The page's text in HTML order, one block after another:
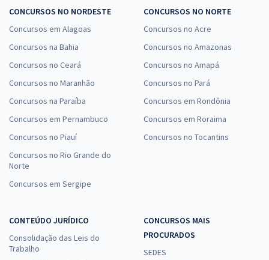
CONCURSOS NO NORDESTE
Concursos em Alagoas
Concursos na Bahia
Concursos no Ceará
Concursos no Maranhão
Concursos na Paraíba
Concursos em Pernambuco
Concursos no Piauí
Concursos no Rio Grande do
Norte
Concursos em Sergipe
CONCURSOS NO NORTE
Concursos no Acre
Concursos no Amazonas
Concursos no Amapá
Concursos no Pará
Concursos em Rondônia
Concursos em Roraima
Concursos no Tocantins
CONTEÚDO JURÍDICO
Consolidação das Leis do
Trabalho
CONCURSOS MAIS
PROCURADOS
SEDES